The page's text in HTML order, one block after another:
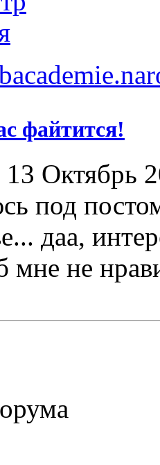
файтится!
13 Октябрь
под
даа,
мне не